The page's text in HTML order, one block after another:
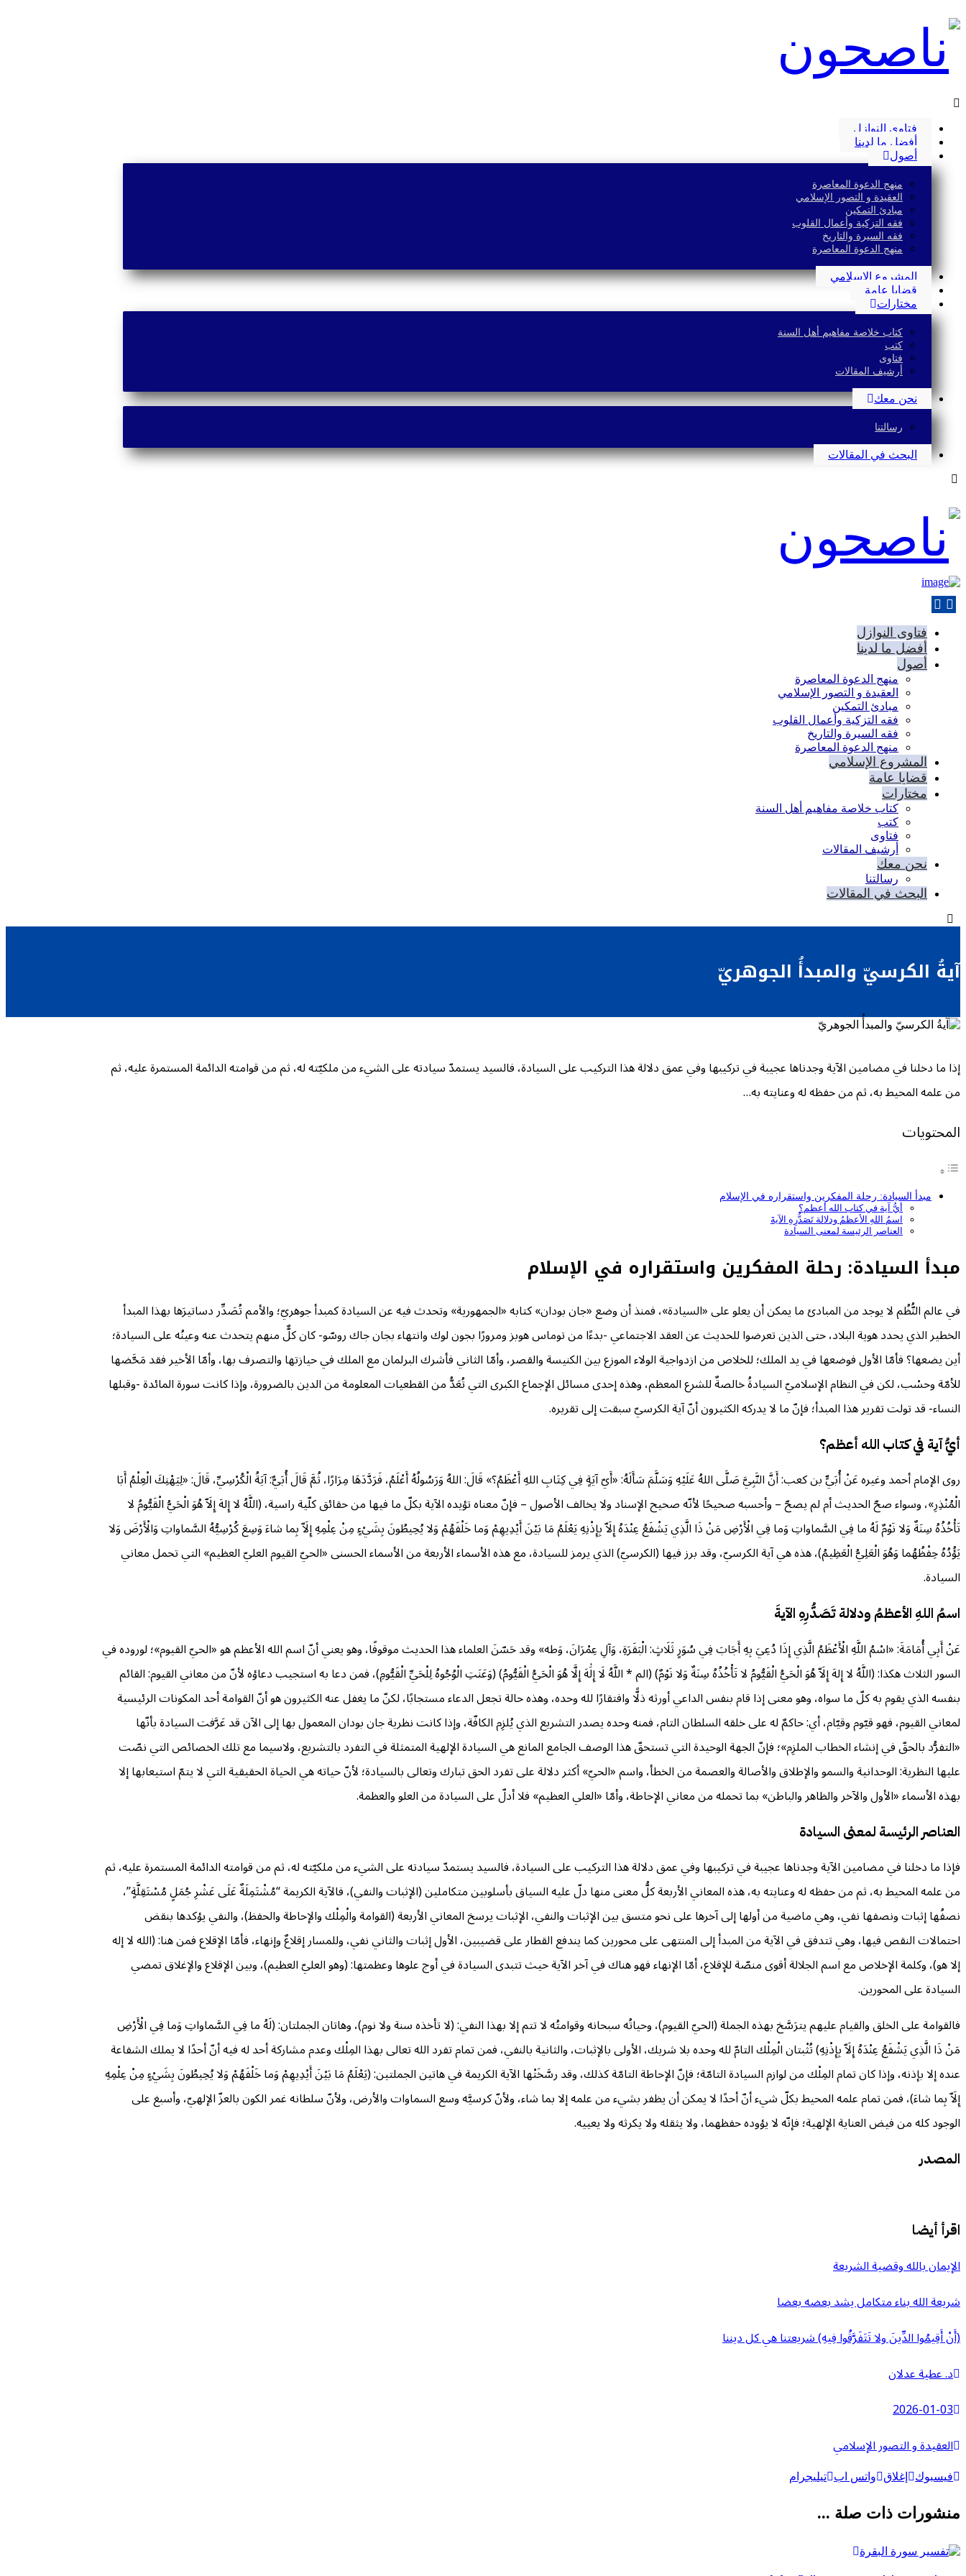
فتاوى النوازل
أفضل ما لدينا
أصول
منهج الدعوة المعاصرة
العقيدة و التصور الإسلامي
مبادئ التمكين
فقه التزكية وأعمال القلوب
فقه السيرة والتاريخ
منهج الدعوة المعاصرة
المشروع الإسلامي
قضايا عامة
مختارات
كتاب خلاصة مفاهيم أهل السنة
كتب
فتاوى
أرشيف المقالات
نحن معك
رسالتنا
البحث في المقالات
فتاوى النوازل
أفضل ما لدينا
أصول
منهج الدعوة المعاصرة
العقيدة و التصور الإسلامي
مبادئ التمكين
فقه التزكية وأعمال القلوب
فقه السيرة والتاريخ
منهج الدعوة المعاصرة
المشروع الإسلامي
قضايا عامة
مختارات
كتاب خلاصة مفاهيم أهل السنة
كتب
فتاوى
أرشيف المقالات
نحن معك
رسالتنا
البحث في المقالات
آيةُ الكرسيّ والمبدأُ الجوهريّ
إذا ما دخلنا في مضامين الآية وجدناها عجيبة في تركيبها وفي عمق دلالة هذا التركيب على السيادة، فالسيد يستمدّ سيادته على الشيء من ملكيّته له، ثم من قوامته الدائمة المستمرة عليه، ثم
من علمه المحيط به، ثم من حفظه له وعنايته به…
المحتويات
مبدأ السيادة: رحلة المفكرين واستقراره في الإسلام
أيُّ آية في كتاب الله أعظم؟
اسمُ اللهِ الأعظمُ ودلالة تَصَدُّرِهِ الآيةَ
العناصر الرئيسة لمعنى السيادة
مبدأ السيادة: رحلة المفكرين واستقراره في الإسلام
في عالم النُّظُم لا يوجد من المبادئ ما يمكن أن يعلو على «السيادة»، فمنذ أن وضع «جان بودان» كتابه «الجمهورية» وتحدث فيه عن السيادة كمبدأ جوهريّ؛ والأمم تُصَدِّر دساتيرَها بهذا المبدأ
الخطير الذي يحدد هوية البلاد، حتى الذين تعرضوا للحديث عن العقد الاجتماعي -بدءًا من توماس هوبز ومرورًا بجون لوك وانتهاء بجان جاك روسّو- كان كلٌّ منهم يتحدث عنه وعينُه على السيادة؛
أين يضعها؟ فأمّا الأول فوضعها في يد الملك؛ للخلاص من ازدواجية الولاء الموزع بين الكنيسة والقصر، وأمّا الثاني فأشرك البرلمان مع الملك في حيازتها والتصرف بها، وأمّا الأخير فقد مَحَّضها
للأمّة وحسْب، لكن في النظام الإسلاميّ السيادةُ خالصةٌ للشرع المعظم، وهذه إحدى مسائل الإجماع الكبرى التي تُعَدُّ من القطعيات المعلومة من الدين بالضرورة، وإذا كانت سورة المائدة -وقبلها
النساء- قد تولت تقرير هذا المبدأ؛ فإنّ ما لا يدركه الكثيرون أنّ آية الكرسيّ سبقت إلى تقريره.
أيُّ آية في كتاب الله أعظم؟
روى الإمام أحمد وغيره عَنْ أُبَيٍّ بن كعب: أَنَّ النَّبِيَّ صَلَّى اللهُ عَلَيْهِ وَسَلَّمَ سَأَلَهُ: «‌أَيّ ‌آيَةٍ ‌فِي ‌كِتَابِ ‌اللهِ ‌أَعْظَمُ؟» قَالَ: اللهُ وَرَسُولُهُ أَعْلَمُ، فَرَدَّدَهَا مِرَارًا، ثُمَّ قَالَ أُبَيٌّ: آيَةُ الْكُرْسِيِّ، قَالَ: «لِيَهْنِكَ الْعِلْمُ أَبَا
الْمُنْذِرِ»، وسواء صحّ الحديث أم لم يصحّ – وأحسبه صحيحًا لأنّه صحيح الإسناد ولا يخالف الأصول – فإنّ معناه تؤيده الآية بكلّ ما فيها من حقائق كلّية راسية، (اللَّهُ لا إِلهَ إِلَاّ هُوَ ‌الْحَيُّ ‌الْقَيُّومُ ‌لا
‌تَأْخُذُهُ سِنَةٌ وَلا نَوْمٌ لَهُ ما فِي السَّماواتِ وَما فِي الْأَرْضِ مَنْ ذَا الَّذِي يَشْفَعُ عِنْدَهُ إِلَاّ بِإِذْنِهِ يَعْلَمُ مَا بَيْنَ أَيْدِيهِمْ وَما خَلْفَهُمْ وَلا يُحِيطُونَ بِشَيْءٍ مِنْ عِلْمِهِ إِلَاّ بِما شاءَ وَسِعَ كُرْسِيُّهُ السَّماواتِ وَالْأَرْضَ وَلا
يَؤُدُهُ حِفْظُهُما وَهُوَ الْعَلِيُّ الْعَظِيمُ)، هذه هي آية الكرسيّ، وقد برز فيها (الكرسيّ) الذي يرمز للسيادة، مع هذه الأسماء الأربعة من الأسماء الحسنى «الحيّ القيوم العليّ العظيم» التي تحمل معاني
السيادة.
اسمُ اللهِ الأعظمُ ودلالة تَصَدُّرِهِ الآيةَ
عَنْ أَبِي أُمَامَةَ: «اسْمُ اللَّهِ الْأَعْظَمُ الَّذِي إِذَا دُعِيَ بِهِ أَجَابَ فِي سُوَرٍ ثَلَاثٍ: الْبَقَرَةِ، وَآلِ عِمْرَانَ، وَطه» وقد حَسّنَ العلماء هذا الحديث موقوفًا، وهو يعني أنّ اسم الله الأعظم هو «الحيّ القيوم»؛ لوروده في
السور الثلاث هكذا: (اللَّهُ لا إِلهَ إِلَاّ هُوَ ‌الْحَيُّ ‌الْقَيُّومُ ‌لا ‌تَأْخُذُهُ سِنَةٌ وَلا نَوْمٌ) (الم * اللَّهُ لَا إِلَٰهَ إِلَّا هُوَ الْحَيُّ الْقَيُّومُ) (وَعَنَتِ الْوُجُوهُ لِلْحَيِّ الْقَيُّومِ)، فمن دعا به استجيب دعاؤه لأنّ من معاني القيوم: القائم
بنفسه الذي يقوم به كلّ ما سواه، وهو معنى إذا قام بنفس الداعي أورثه ذلًّا وافتقارًا لله وحده، وهذه حالة تجعل الدعاء مستجابًا، لكنّ ما يغفل عنه الكثيرون هو أنّ القوامة أحد المكونات الرئيسية
لمعاني القيوم، فهو قيّوم وقيّام، أي: حاكمٌ له على خلقه السلطان التام، فمنه وحده يصدر التشريع الذي يُلزِم الكافّة، وإذا كانت نظرية جان بودان المعمول بها إلى الآن قد عَرَّفت السيادة بأنّها
«التفرُّد بالحقّ في إنشاء الخطاب الملزِم»؛ فإنّ الجهة الوحيدة التي تستحقّ هذا الوصف الجامع المانع هي السيادة الإلهية المتمثلة في التفرد بالتشريع، ولاسيما مع تلك الخصائص التي نصّت
عليها النظرية: الوحدانية والسمو والإطلاق والأصالة والعصمة من الخطأ، واسم «الحيّ» أكثر دلالة على تفرد الحق تبارك وتعالى بالسيادة؛ لأنّ حياته هي الحياة الحقيقية التي لا يتمّ استيعابها إلا
بهذه الأسماء «الأول والآخر والظاهر والباطن» بما تحمله من معاني الإحاطة، وأمّا «العلي العظيم» فلا أدلّ على السيادة من العلو والعظمة.
العناصر الرئيسة لمعنى السيادة
فإذا ما دخلنا في مضامين الآية وجدناها عجيبة في تركيبها وفي عمق دلالة هذا التركيب على السيادة، فالسيد يستمدّ سيادته على الشيء من ملكيّته له، ثم من قوامته الدائمة المستمرة عليه، ثم
من علمه المحيط به، ثم من حفظه له وعنايته به، هذه المعاني الأربعة كلُّ معنى منها دلّ عليه السياق بأسلوبين متكاملين (الإثبات والنفي)، فالآية الكريمة “مُشْتَمِلَةٌ عَلَى عَشْرِ جُمَلٍ مُسْتَقِلَّةٍ”،
نصفُها إثبات ونصفها نفي، وهي ماضية من أولها إلى آخرها على نحو متسق بين الإثبات والنفي، الإثبات يرسخ المعاني الأربعة (القوامة والْمِلْك والإحاطة والحفظ)، والنفي يؤكدها بنقض
احتمالات النقص فيها، وهي تتدفق في الآية من المبدأ إلى المنتهى على محورين كما يندفع القطار على قضيبين، الأول إثبات والثاني نفي، وللمسار إقلاعٌ وإنهاء، فأمّا الإقلاع فمن هنا: (الله لا إله
إلا هو)، وكلمة الإخلاص مع اسم الجلالة أقوى منصّة للإقلاع، أمّا الإنهاء فهو هناك في آخر الآية حيث تتبدى السيادة في أوج علوها وعظمتها: (وهو العليّ العظيم)، وبين الإقلاع والإغلاق تمضي
السيادة على المحورين.
فالقوامة على الخلق والقيام عليهم يترَسَّخ بهذه الجملة (الحيّ القيوم)، وحياتُه سبحانه وقوامتُه لا تتم إلا بهذا النفي: (لا تأخذه سنة ولا نوم)، وهاتان الجملتان: (لَهُ ما فِي السَّماواتِ وَما فِي الْأَرْضِ
مَنْ ذَا الَّذِي يَشْفَعُ عِنْدَهُ إِلَاّ بِإِذْنِهِ) تُثْبتان الْمِلْك التامّ لله وحده بلا شريك، الأولى بالإثبات، والثانية بالنفي، فمن تمام تفرد الله تعالى بهذا المِلْك وعدم مشاركة أحد له فيه أنّ أحدًا لا يملك الشفاعة
عنده إلا بإذنه، وإذا كان تمام المِلْك من لوازم السيادة التامّة؛ فإنّ الإحاطة التامّة كذلك، وقد رسَّخَتْها الآية الكريمة في هاتين الجملتين: (يَعْلَمُ مَا بَيْنَ أَيْدِيهِمْ وَما خَلْفَهُمْ وَلا يُحِيطُونَ بِشَيْءٍ مِنْ عِلْمِهِ
إِلَاّ بِما شاءَ)، فمن تمام علمه المحيط بكلّ شيء أنّ أحدًا لا يمكن أن يظفر بشيء من علمه إلا بما شاء، ولأنّ كرسيَّه وسع السماوات والأرض، ولأنّ سلطانه غمر الكون بالعزّ الإلهيّ، وأسبغ على
الوجود كله من فيض العناية الإلهية؛ فإنّه لا يؤوده حفظهما، ولا يثقله ولا يكرثه ولا يعييه.
المصدر
اقرأ أيضا
الإيمان بالله وقضية الشريعة
شريعة الله بناء متكامل يشد بعضه بعضا
(أَنْ أَقِيمُوا الدِّينَ ولا تَتَفَرَّقُوا فِيهِ) شريعتنا هي كل ديننا
د. عطية عدلان
2026-01-03
العقيدة و التصور الإسلامي
فيسبوك إغلاق واتس اب تيليجرام
منشورات ذات صلة ...